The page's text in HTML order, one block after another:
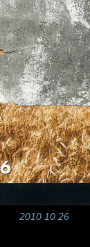
2010 10 26